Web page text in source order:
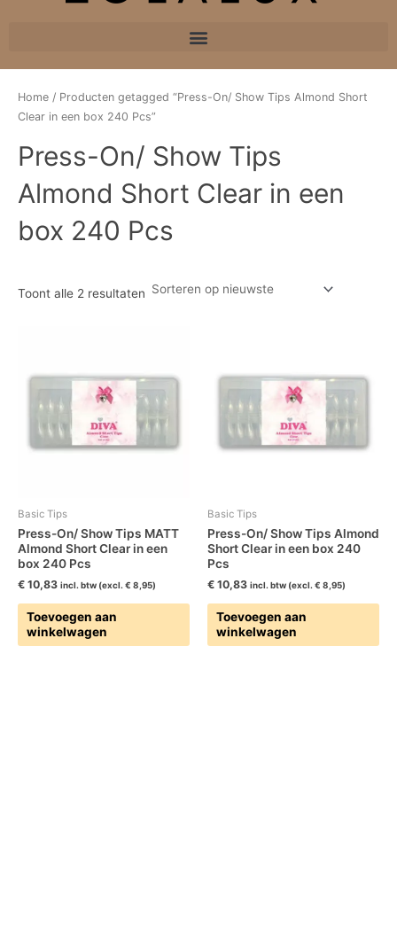
Home / Producten getagged “Press-On/ Show Tips Almond Short
Clear in een box 240 Pcs”
Press-On/ Show Tips
Almond Short Clear in een
box 240 Pcs
Toont alle 2 resultaten
Basic Tips
Press-On/ Show Tips MATT
Almond Short Clear in een
box 240 Pcs
€ 10,83 incl. btw (excl. € 8,95)
Toevoegen aan
winkelwagen
Basic Tips
Press-On/ Show Tips Almond
Short Clear in een box 240
Pcs
€ 10,83 incl. btw (excl. € 8,95)
Toevoegen aan
winkelwagen